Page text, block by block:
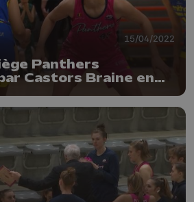
15/04/2022
Panthers
Castors Braine en